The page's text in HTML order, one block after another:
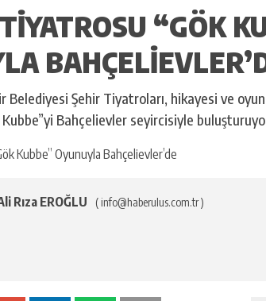
25 Aralık’ta A101’de Endüstriyel Forklift
Yeni Yıla Pozitif Başlama Yöntemleri
Yılbaşı İçin İç Mekan Dekorasyon Trendleri
Sofrası Sunum Önerileri
“GÖK
Belediyesi Şehir Tiyatroları, hikayesi ve
Kubbe”yi Bahçelievler seyircisiyle
Rıza EROĞLU ( info@haberulus.com.tr )